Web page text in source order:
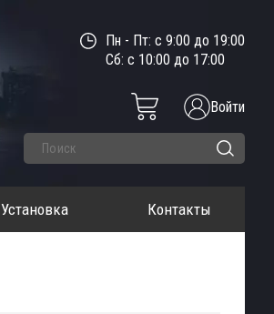
Пн - Пт: с 9:00 до 19:00
Сб: с 10:00 до 17:00
Войти
Установка Контакты